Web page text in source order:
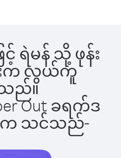
င့် ရဲမန် သို့ ဖုန်း
းက လွယ်ကူ
ည်။
Out ခရက်ဒ
ါက သင်သည်-